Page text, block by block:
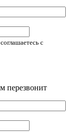
с
перезвонит